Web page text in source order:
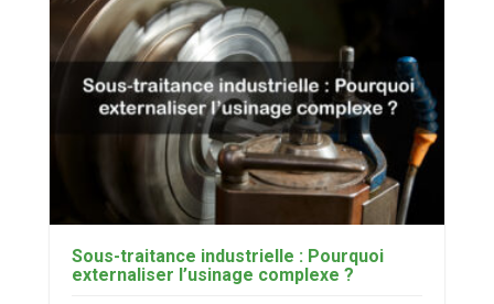
Sous-traitance industrielle : Pourquoi
externaliser l’usinage complexe ?